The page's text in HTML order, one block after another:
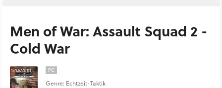
Men of War: Assault Squad 2 -
Cold War
PC
Genre: Echtzeit-Taktik